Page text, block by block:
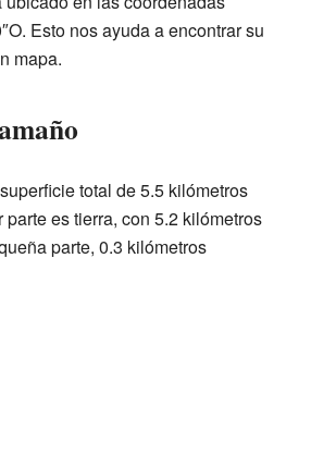
Esto nos ayuda a encontrar su
mapa.
total de 5.5 kilómetros
es tierra, con 5.2 kilómetros
parte, 0.3 kilómetros